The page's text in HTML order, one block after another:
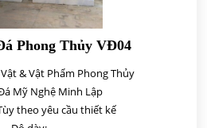
Phong Thủy VĐ04
& Vật Phẩm Phong Thủy
Mỹ Nghệ Minh Lập
theo yêu cầu thiết kế